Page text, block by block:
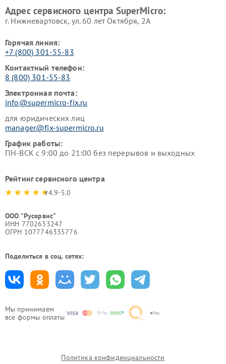
Мы принимаем
все формы оплаты
Адрес сервисного центра SuperMicro:
г. Нижневартовск, ул. 60 лет Октября, 2А
Горячая линия:
+7 (800) 301-55-83
Контактный телефон:
8 (800) 301-55-83
Электронная почта:
info@supermicro-fix.ru
для юридических лиц
manager@fix-supermicro.ru
График работы:
ПН-ВСК с 9:00 до 21:00 без перерывов и выходных
Рейтинг сервисного центра
4.9-5.0
ООО "Русервис"
ИНН 7702633247
ОГРН 1077746335776
Поделиться в соц. сетях:
Политика конфиденциальности